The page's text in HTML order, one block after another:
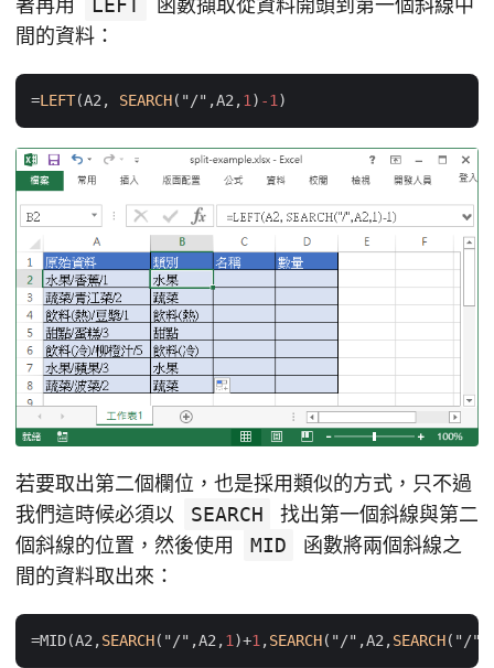
著再用 LEFT
函數擷取從資料開頭到第一個斜線中
間的資料：
=LEFT(A2, SEARCH("/",A2,1) -1
若要取出第二個欄位，也是採用類似的方式，只不過
我們這時候必須以
SEARCH
找出第一個斜線與第二
個斜線的位置，然後使用
MID
函數將兩個斜線之
間的資料取出來：
=MID(A2,SEARCH("/",A2,1)+1,SEARCH("/",A2,SEARCH("/